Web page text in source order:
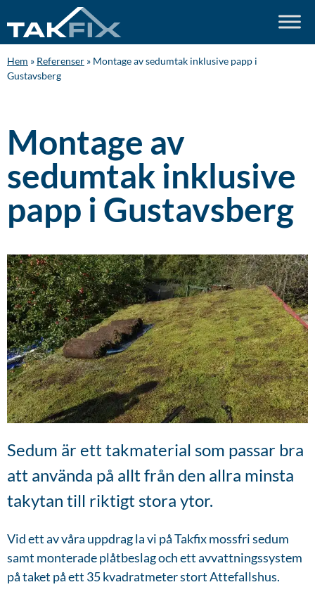
Hem » Referenser » Montage av sedumtak inklusive papp i
Gustavsberg
Montage av
sedumtak inklusive
papp i Gustavsberg
Sedum är ett takmaterial som passar bra
att använda på allt från den allra minsta
takytan till riktigt stora ytor.
Vid ett av våra uppdrag la vi på Takfix mossfri sedum
samt monterade plåtbeslag och ett avvattningssystem
på taket på ett 35 kvadratmeter stort Attefallshus.